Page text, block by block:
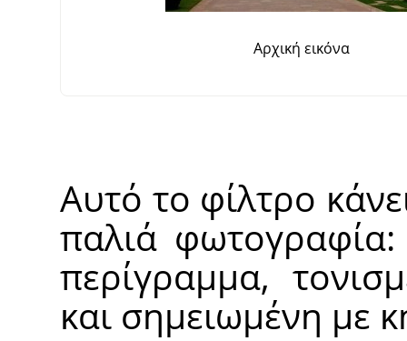
Αρχική εικόνα
Αυτό το φίλτρο
παλιά
περίγραμμα,
και σημειωμένη με